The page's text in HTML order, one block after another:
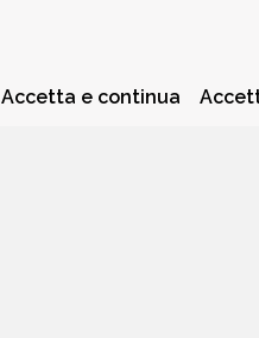
Accetta e continua